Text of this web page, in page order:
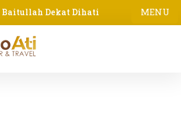
Baitullah Dekat Dihati MENU